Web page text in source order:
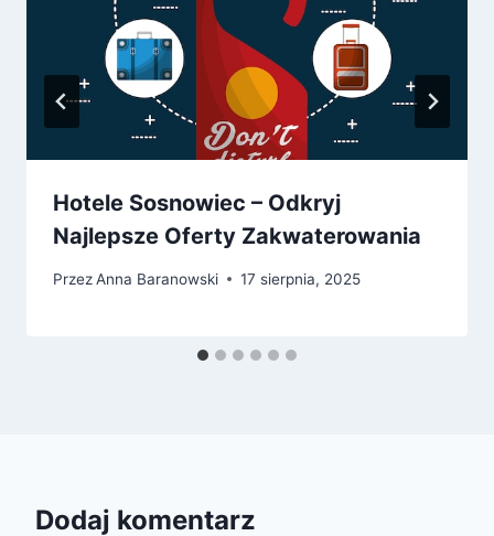
Hotele Sosnowiec – Odkryj
Najlepsze Oferty Zakwaterowania
PrzezAnna Baranowski 17 sierpnia, 2025
Dodaj komentarz